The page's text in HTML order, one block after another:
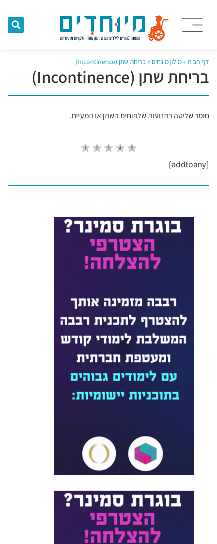
דף הבית »מילון מונחים »בריחת שתן (Incontinence)
בריחת שתן (Incontinence)
חוסר שליטה בתנועות שלפוחית ​​השתן או המעיים.
[addtoany]